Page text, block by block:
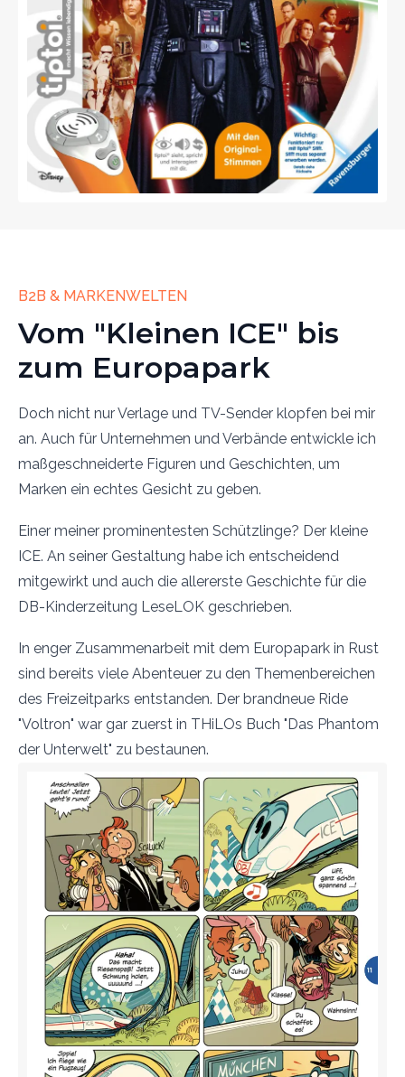
B2B & MARKENWELTEN
Vom "Kleinen ICE" bis
zum Europapark
Doch nicht nur Verlage und TV-Sender klopfen bei mir
an. Auch für Unternehmen und Verbände entwickle ich
maßgeschneiderte Figuren und Geschichten, um
Marken ein echtes Gesicht zu geben.
Einer meiner prominentesten Schützlinge? Der kleine
ICE. An seiner Gestaltung habe ich entscheidend
mitgewirkt und auch die allererste Geschichte für die
DB-Kinderzeitung LeseLOK geschrieben.
In enger Zusammenarbeit mit dem Europapark in Rust
sind bereits viele Abenteuer zu den Themenbereichen
des Freizeitparks entstanden. Der brandneue Ride
"Voltron" war gar zuerst in THiLOs Buch "Das Phantom
der Unterwelt" zu bestaunen.